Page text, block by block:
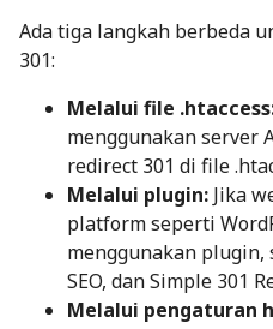
Ada tiga langkah berbeda
301:
Melalui file
menggunakan server
redirect 301 di file
Melalui plugin: Jika
platform seperti
menggunakan plugin,
SEO, dan Simple 301
Melalui pengaturan